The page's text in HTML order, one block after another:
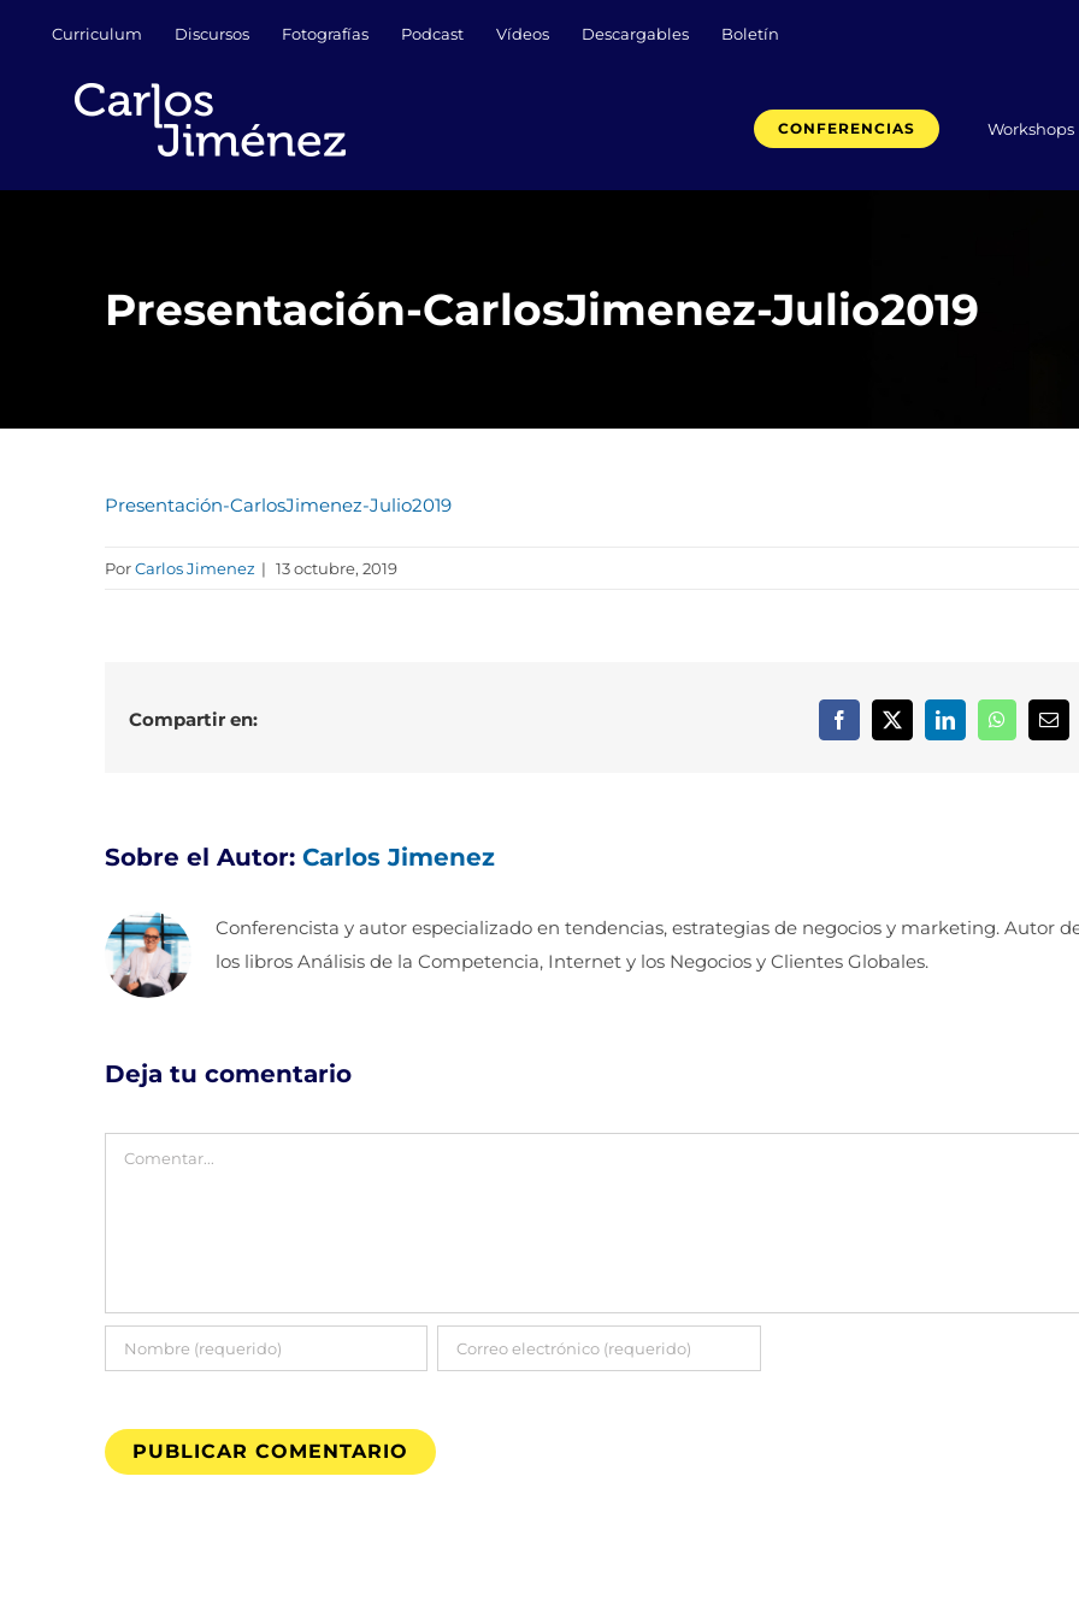
contenido
Curriculum Discursos Fotografías Podcast Vídeos Descargables Boletín
CONFERENCIAS Workshops
Presentación-CarlosJimenez-Julio2019
Presentación-CarlosJimenez-Julio2019
PorCarlos Jimenez | 13 octubre, 2019
Compartir en: Facebook
X LinkedInWhatsApp
Sobre el Autor: Carlos Jimenez
Conferencista y autor especializado en tendencias, estrategias de negocios y marketing. Autor
los libros Análisis de la Competencia, Internet y los Negocios y Clientes Globales.
Deja tu comentario
Comentar